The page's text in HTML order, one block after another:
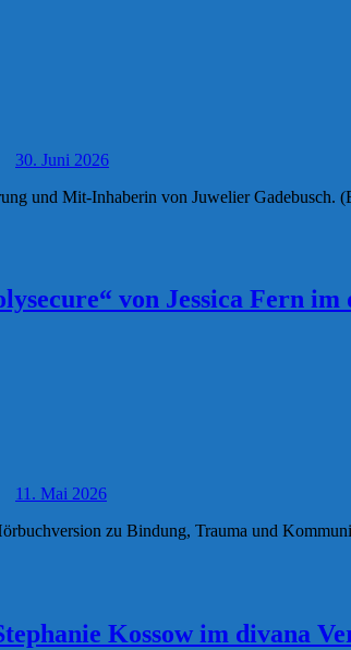
30. Juni 2026
und Mit-Inhaberin von Juwelier Gadebusch.
von Jessica Fern im
11. Mai 2026
zu Bindung, Trauma und
Kossow im divana